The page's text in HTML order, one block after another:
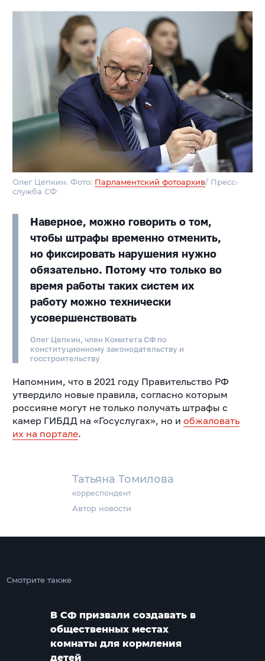
Татьяна Томилова
корреспондент
Автор новости
Олег Цепкин. Фото: Парламентский фотоархив/ Пресс-
служба СФ
Наверное, можно говорить о том,
чтобы штрафы временно отменить,
но фиксировать нарушения нужно
обязательно. Потому что только во
время работы таких систем их
работу можно технически
усовершенствовать
Олег Цепкин, член Комитета СФ по
конституционному законодательству и
госстроительству
Напомним, что в 2021 году Правительство РФ
утвердило новые правила, согласно которым
россияне могут не только получать штрафы с
камер ГИБДД на «Госуслугах», но и обжаловать
их на портале.
Смотрите также
В СФ призвали создавать в
общественных местах
комнаты для кормления
детей